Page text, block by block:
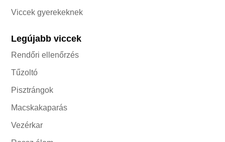
Viccek gyerekeknek
Legújabb viccek
Rendőri ellenőrzés
Tűzoltó
Pisztrángok
Macskakaparás
Vezérkar